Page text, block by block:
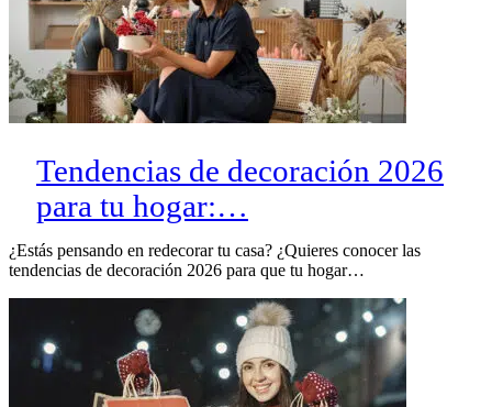
Tendencias de decoración 2026
para tu hogar:…
¿Estás pensando en redecorar tu casa? ¿Quieres conocer las
tendencias de decoración 2026 para que tu hogar…